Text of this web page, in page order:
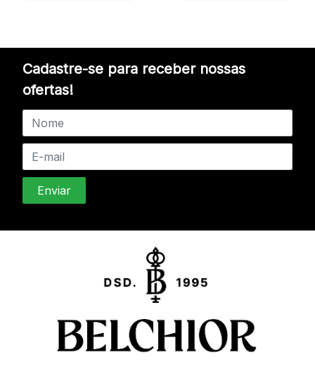
Cadastre-se para receber nossas
ofertas!